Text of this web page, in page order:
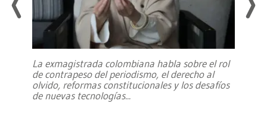
La exmagistrada colombiana habla sobre el rol
de contrapeso del periodismo, el derecho al
olvido, reformas constitucionales y los desafíos
de nuevas tecnologías...